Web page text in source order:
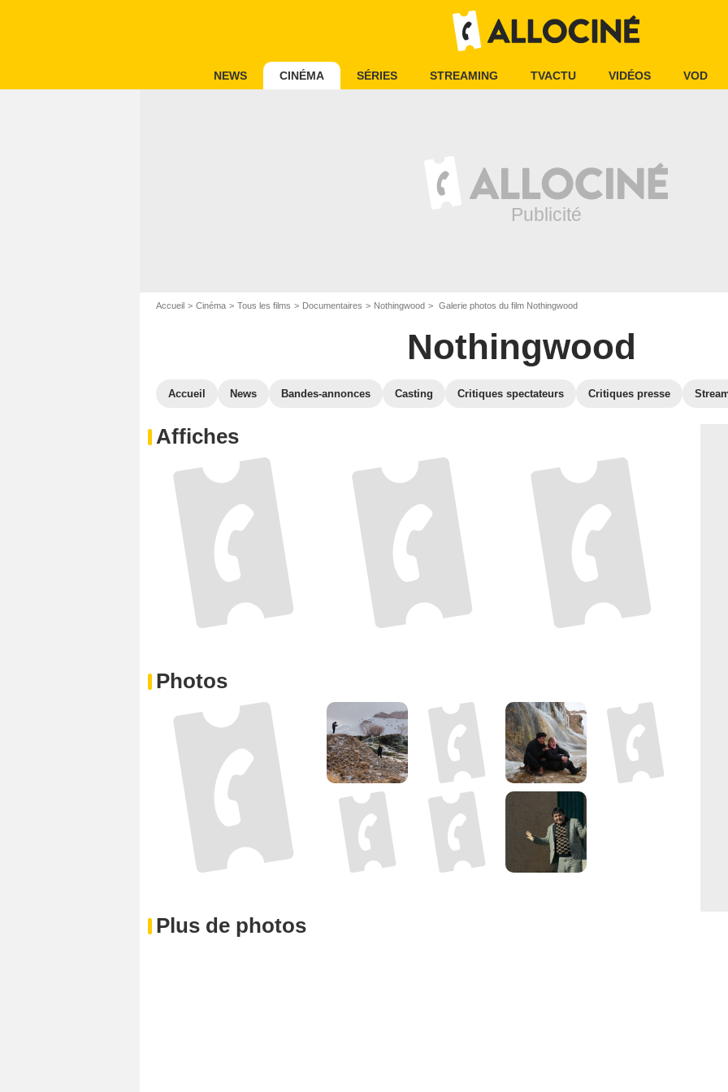
NEWS CINÉMA SÉRIES STREAMING TVACTU VIDÉOS VOD
Accueil Cinéma Tous les films Documentaires Nothingwood Galerie photos du film Nothingwood
Nothingwood
Accueil News Bandes-annonces Casting Critiques spectateurs Critiques presse
Affiches
Photos
Plus de photos